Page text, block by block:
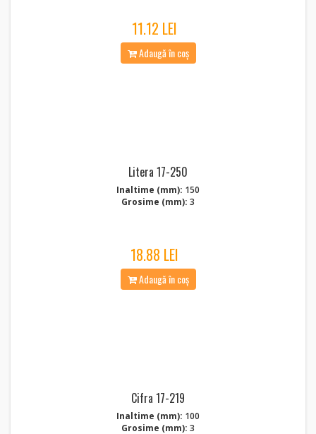
11.12 LEI
Adaugă în coș
Litera 17-250
Inaltime (mm): 150
Grosime (mm): 3
18.88 LEI
Adaugă în coș
Cifra 17-219
Inaltime (mm): 100
Grosime (mm): 3